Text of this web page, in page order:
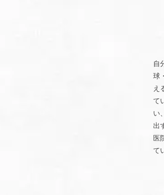
自
球
え
て
い
出
医
て